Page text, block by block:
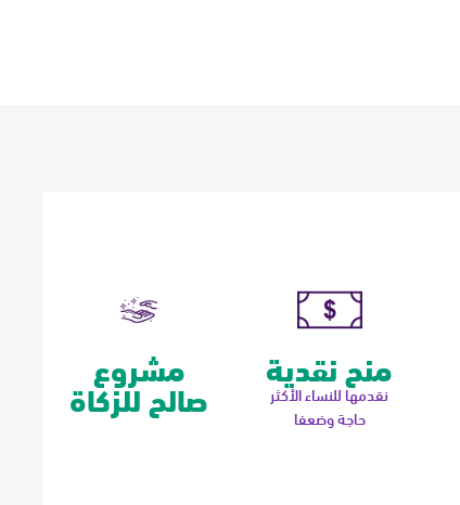
منح نقدية
نقدمها للنساء الأكثر
حاجة وضعفا
مشروع
صالح للزكاة